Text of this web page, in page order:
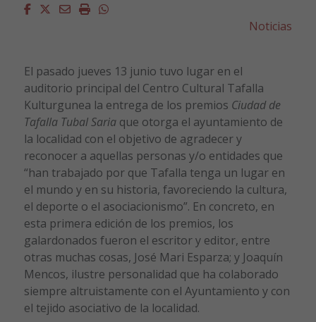
Facebook
Twitter
EmailImprimirWhatsapp
Noticias
El pasado jueves 13 junio tuvo lugar en el
auditorio principal del Centro Cultural Tafalla
Kulturgunea la entrega de los premios Ciudad de
Tafalla Tubal Sariaque otorga el ayuntamiento de
la localidad con el objetivo de agradecer y
reconocer a aquellas personas y/o entidades que
“han trabajado por que Tafalla tenga un lugar en
el mundo y en su historia, favoreciendo la cultura,
el deporte o el asociacionismo”. En concreto, en
esta primera edición de los premios, los
galardonados fueron el escritor y editor, entre
otras muchas cosas, José Mari Esparza; y Joaquín
Mencos, ilustre personalidad que ha colaborado
siempre altruistamente con el Ayuntamiento y con
el tejido asociativo de la localidad.